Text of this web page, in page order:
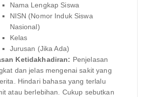
Nama Lengkap Siswa
NISN (Nomor Induk Siswa
Nasional)
Kelas
Jurusan (Jika Ada)
Ketidakhadiran: Penjelasan
dan jelas mengenai sakit yang
Hindari bahasa yang terlalu
atau berlebihan. Cukup sebutkan